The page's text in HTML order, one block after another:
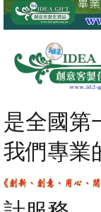
是全國第
我們專業